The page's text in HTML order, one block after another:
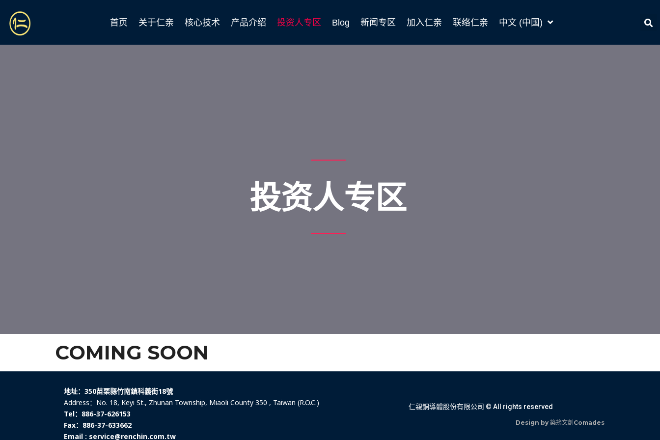
首页 关于仁亲 核心技术 产品介绍 投资人专区 Blog 新闻专区 加入仁亲 联络仁亲 中文 (中国)
投资人专区
COMING SOON
地址：350苗栗縣竹南鎮科義街18號
Address：No. 18, Keyi St., Zhunan Township, Miaoli County 350 , Taiwan (R.O.C.)
Tel：886-37-626153
Fax：886-37-633662
Email : service@renchin.com.tw
仁親銅導體股份有限公司 © All rights reserved
Design by 築筠文創Comades